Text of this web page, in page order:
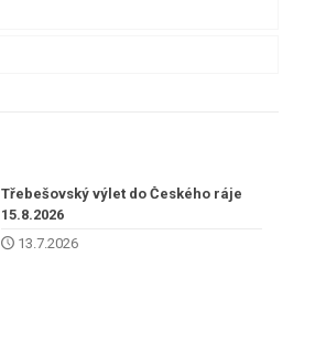
Třebešovský výlet do Českého ráje
15.8.2026
13.7.2026